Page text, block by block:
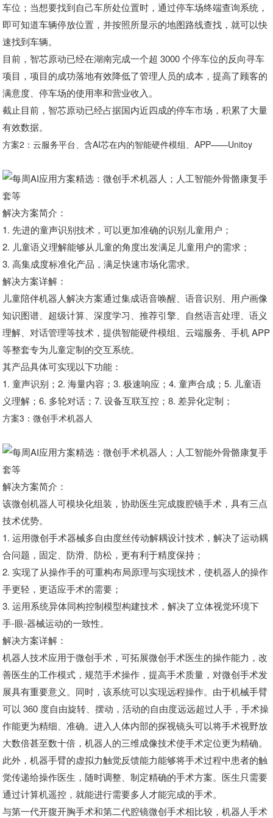
车位；当想要找到自己车所处位置时，通过停车场终端查询系统，
即可知道车辆停放位置，并按照所显示的地图路线查找，就可以快
速找到车辆。
目前，智芯原动已经在湖南完成一个超 3000 个停车位的反向寻车
项目，项目的成功落地有效降低了管理人员的成本，提高了顾客的
满意度、停车场的使用率和营业收入。
截止目前，智芯原动已经占据国内近四成的停车市场，积累了大量
有效数据。
方案2：云服务平台、含AI芯在内的智能硬件模组、APP——Unitoy
解决方案简介：
1. 先进的童声识别技术，可以更加准确的识别儿童用户；
2. 儿童语义理解能够从儿童的角度出发满足儿童用户的需求；
3. 高集成度标准化产品，满足快速市场化需求。
解决方案详解：
儿童陪伴机器人解决方案通过集成语音唤醒、语音识别、用户画像
知识图谱、超级计算、深度学习、推荐引擎、自然语言处理、语义
理解、对话管理等技术，提供智能硬件模组、云端服务、手机 APP
等整套专为儿童定制的交互系统。
其产品具体可实现以下功能：
1. 童声识别；2. 海量内容；3. 极速响应；4. 童声合成；5. 儿童语
义理解；6. 多轮对话；7. 设备互联互控；8. 差异化定制；
方案3：微创手术机器人
解决方案简介：
该微创机器人可模块化组装，协助医生完成腹腔镜手术，具有三点
技术优势。
1. 运用微创手术器械多自由度丝传动解耦设计技术，解决了运动耦
合问题，固定、防滑、防松，更有利于精度保持；
2. 实现了从操作手的可重构布局原理与实现技术，使机器人的操作
手更轻，更适应手术的需要；
3. 运用系统异体同构控制模型构建技术，解决了立体视觉环境下
手-眼-器械运动的一致性。
解决方案详解：
机器人技术应用于微创手术，可拓展微创手术医生的操作能力，改
善医生的工作模式，规范手术操作，提高手术质量，对微创手术发
展具有重要意义。同时，该系统可以实现远程操作。由于机械手臂
可以 360 度自由旋转、摆动，活动的自由度远远超过人手，手术操
作能更为精细、准确。进入人体内部的探视镜头可以将手术视野放
大数倍甚至数十倍，机器人的三维成像技术使手术定位更为精确。
此外，机器手臂的虚拟力触觉反馈能力能够将手术过程中患者的触
觉传递给操作医生，随时调整、制定精确的手术方案。医生只需要
通过计算机遥控，就能进行需要多人才能完成的手术。
与第一代开腹开胸手术和第二代腔镜微创手术相比较，机器人手术